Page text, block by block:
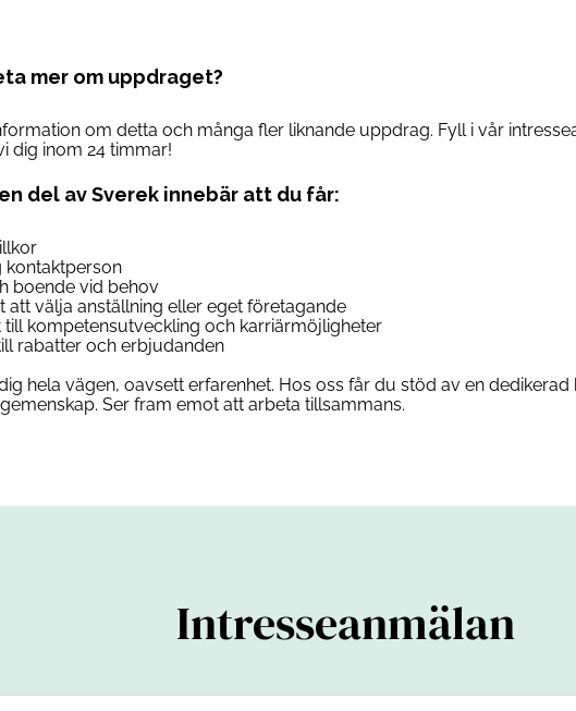
mer om uppdraget?
om detta och många fler liknande uppdrag. Fyll i vår
dig inom 24 timmar!
del av Sverek innebär att du får:
kontaktperson
boende vid behov
att välja anställning eller eget företagande
till kompetensutveckling och karriärmöjligheter
rabatter och erbjudanden
hela vägen, oavsett erfarenhet. Hos oss får du stöd av en
Ser fram emot att arbeta tillsammans.
Intresseanmälan